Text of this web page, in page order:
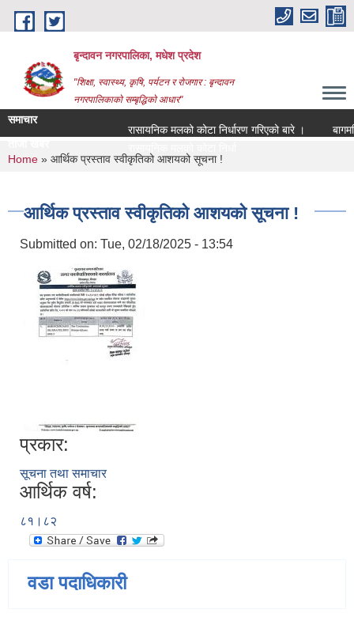
Skip to main content
बृन्दावन नगरपालिका, मधेश प्रदेश
"शिक्षा, स्वास्थ्य, कृषि, पर्यटन र रोजगार : बृन्दावन
नगरपालिकाको सम्बृद्धिको आधार"
समाचार
रासायनिक मलको कोटा निर्धारण गरिएको बारे ।
बागमति
You are here
Home » आर्थिक प्रस्ताव स्वीकृतिको आशयको सूचना !
आर्थिक प्रस्ताव स्वीकृतिको आशयको सूचना !
Submitted on: Tue, 02/18/2025 - 13:54
प्रकार:
सूचना तथा समाचार
आर्थिक वर्ष:
८१।८२
वडा पदाधिकारी